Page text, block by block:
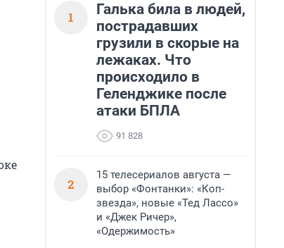
1
Галька била в людей,
пострадавших
грузили в скорые на
лежаках. Что
происходило в
Геленджике после
атаки БПЛА
91 828
2
15 телесериалов августа —
выбор «Фонтанки»: «Коп-
звезда», новые «Тед Лассо»
и «Джек Ричер»,
«Одержимость»